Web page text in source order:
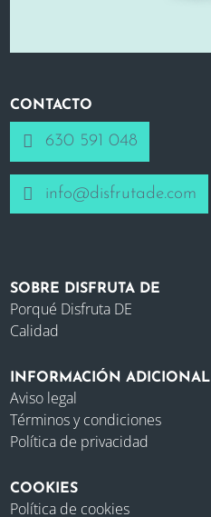
CONTACTO
630 591 048
info@disfrutade.com
SOBRE DISFRUTA DE
Porqué Disfruta DE
Calidad
INFORMACIÓN ADICIONAL
Aviso legal
Términos y condiciones
Política de privacidad
COOKIES
Política de cookies